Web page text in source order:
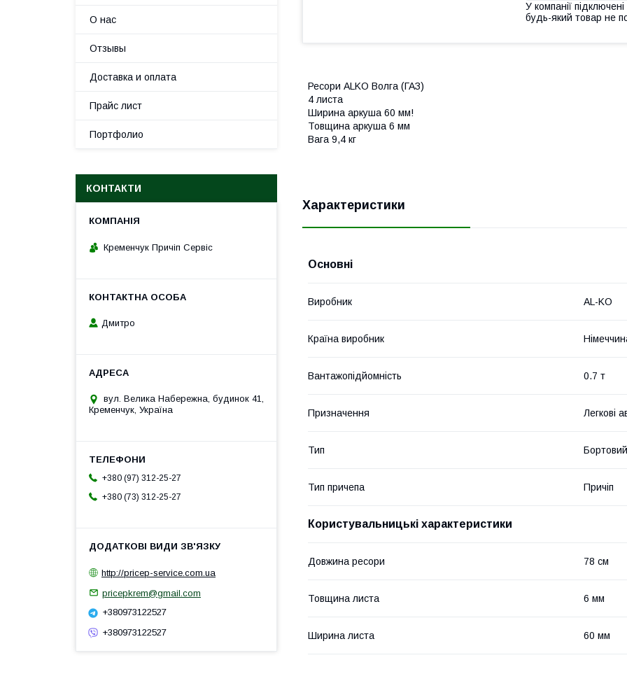
У компанії
будь-який товар не
Ресори ALKO Волга (ГАЗ)
4 листа
Ширина аркуша 60 мм!
Товщина аркуша 6 мм
Вага 9,4 кг
Характеристики
Основні
Виробник AL-KO
Країна виробник
Вантажопідйомність 0.7 т
Призначення Легкові
Тип Бортовий
Тип причепа Причіп
Користувальницькі характеристики
Довжина ресори 78 см
Товщина листа 6 мм
Ширина листа 60 мм
О нас
Отзывы
Доставка и оплата
Прайс лист
Портфолио
КОНТАКТИ
Кременчук Причіп Сервіс
Дмитро
вул. Велика Набережна, будинок 41,
Кременчук, Україна
+380 (97) 312-25-27
+380 (73) 312-25-27
http://pricep-service.com.ua
pricepkrem@gmail.com
+380973122527
+380973122527